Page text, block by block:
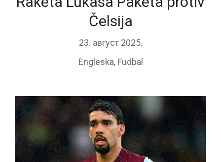
Čelsija
23. август 2025.
Engleska, Fudbal